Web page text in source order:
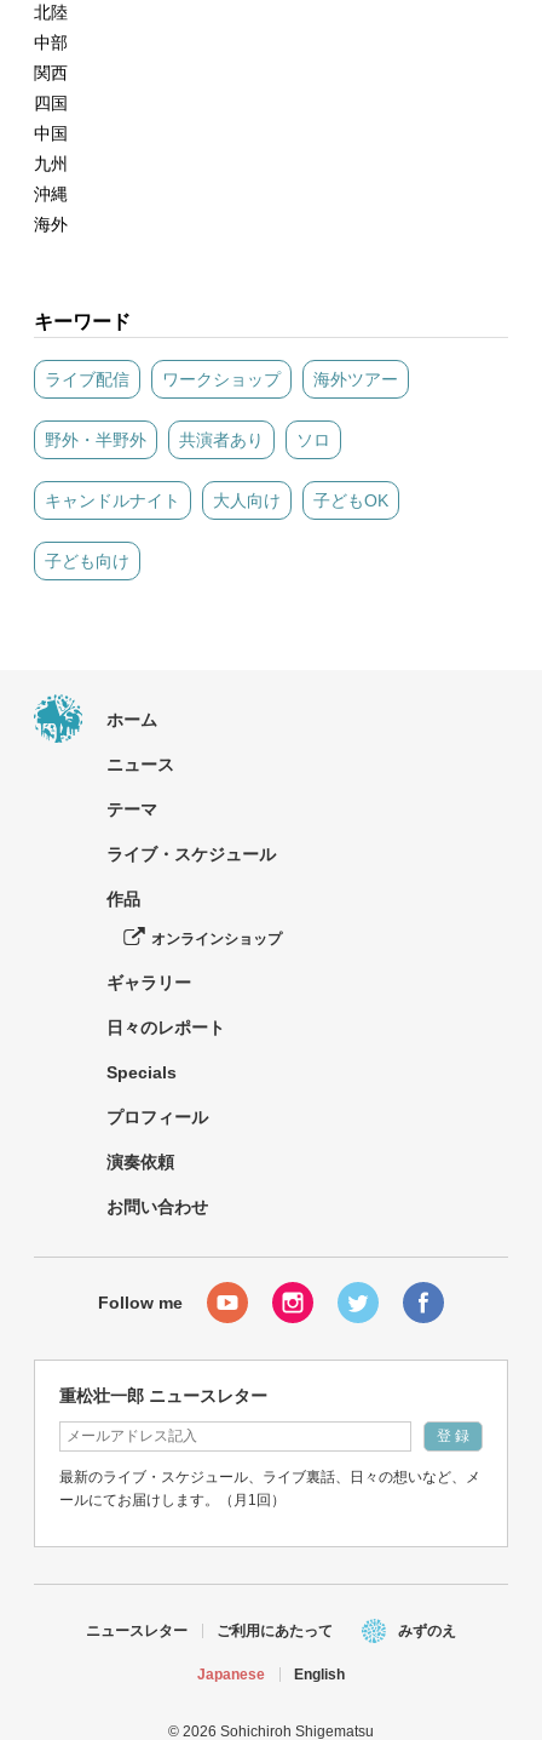
北陸
中部
関西
四国
中国
九州
沖縄
海外
キーワード
ライブ配信 ワークショップ 海外ツアー
野外・半野外 共演者あり ソロ
キャンドルナイト 大人向け 子どもOK
子ども向け
ホーム
ニュース
テーマ
ライブ・スケジュール
作品
オンラインショップ
ギャラリー
日々のレポート
Specials
プロフィール
演奏依頼
お問い合わせ
重松壮一郎 ニュースレター
最新のライブ・スケジュール、ライブ裏話、日々の想いなど、メ
ールにてお届けします。（月1回）
ニュースレター ご利用にあたって みずのえ
Japanese English
© 2026 Sohichiroh Shigematsu